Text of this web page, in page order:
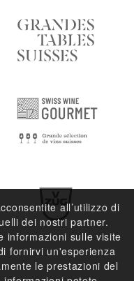
all’utilizzo di
dei nostri partner.
informazioni sulle visite
fornirvi un'esperienza
le prestazioni del